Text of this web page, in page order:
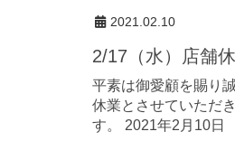
2021.02.10
2/17（水）店
平素は御愛顧を賜り
休業とさせていただ
す。 2021年2月10